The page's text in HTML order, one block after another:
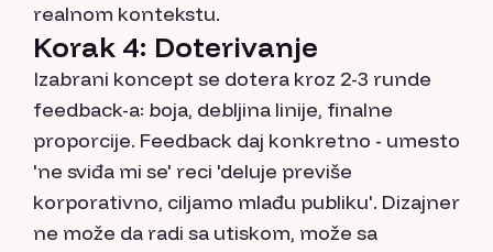
realnom kontekstu.
Korak 4: Doterivanje
Izabrani koncept se dotera kroz 2-3 runde
feedback-a: boja, debljina linije, finalne
proporcije. Feedback daj konkretno - umesto
'ne sviđa mi se' reci 'deluje previše
korporativno, ciljamo mlađu publiku'. Dizajner
ne može da radi sa utiskom, može sa